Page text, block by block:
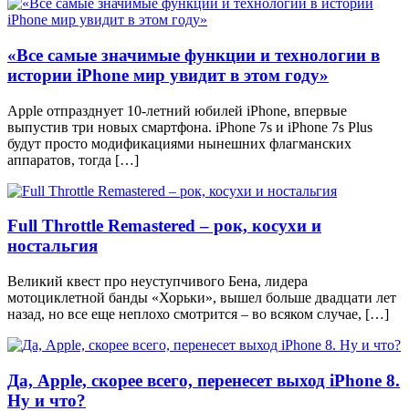
«Все самые значимые функции и технологии в
истории iPhone мир увидит в этом году»
Apple отпразднует 10-летний юбилей iPhone, впервые
выпустив три новых смартфона. iPhone 7s и iPhone 7s Plus
будут просто модификациями нынешних флагманских
аппаратов, тогда […]
Full Throttle Remastered – рок, косухи и
ностальгия
Великий квест про неуступчивого Бена, лидера
мотоциклетной банды «Хорьки», вышел больше двадцати лет
назад, но все еще неплохо смотрится – во всяком случае, […]
Да, Apple, скорее всего, перенесет выход iPhone 8.
Ну и что?